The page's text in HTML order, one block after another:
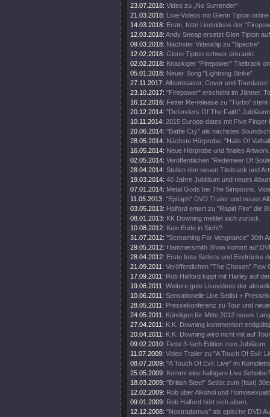
23.07.2018: Video zu „No Surrender“
21.03.2018: Live-Videos mit Glenn Tipton online
14.03.2018: Erste, fette Livevideos der
12.03.2018: Andy Sneap ersetzt Glen Tipton
09.03.2018: Nächster Videoclip zu "Spectre"
12.02.2018: Glenn Tipton schwer erkrankt.
02.02.2018: Knackiger "Firepower" Titeltrack
05.01.2018: Neuer Song "Lightning Strike"
27.11.2017: Albumteaser, Cover und Tourdates!
23.10.2017: "Firepower" erscheint im Jänner.
16.12.2016: Fetter Re-release zu "Turbo" steht
20.12.2014: "Defenders Of The Faith"
10.11.2014: 2015 Europa-dates mit Five Finger
20.06.2014: "Battle Cry" als nächstes
28.05.2014: Nächste Hörprobe: "Halls Of
16.05.2014: Neue Hörprobe und finales Artwork.
02.05.2014: Veröffentlichen "Redemeer Of
28.04.2014: Stellen den neuen Titeltrack und
19.03.2014: 40 Jahre Jubiläum und neues
07.01.2014: Metal Gods bei The Simpsons.
11.05.2013: "Epitaph" DVD Trailer und neues
03.05.2013: Halford entert zu "Rapid Fire" die
08.01.2013: KK Downing meldet sich zurück.
10.08.2012: Kein Ende in Sicht?
31.07.2012: "Screaming For Vengeance" 30th
29.05.2012: Hammersmith Show kommt auf
28.04.2012: Erste fette Setlists und Eindrücke
21.09.2011: Veröffentlichen "The Chosen" Few
17.09.2011: Rob Halford kippt mit Harley auf
19.06.2011: Weitere gute Livevideos der
10.06.2011: Sensationelle Live Setlist +
28.05.2011: Pressekonferenz zu Tour und
24.05.2011: Kündigen für Mitte 2012 neues
27.04.2011: K.K. Downing kommentiert
20.04.2011: K.K. Downing wird nicht mit auf
09.02.2010: Fette 3-fach Edition zum Jubiläum.
11.07.2009: Video Trailer zu "A Touch Of Evil:
08.07.2009: "A Touch Of Evil: Live" im
25.05.2009: Kommt eine halbgare Live Scheibe?
18.03.2009: "British Steel" Setlist zum (fast)
12.02.2009: Rob über Alkohol und
09.01.2009: Rob Halford hört sich altern.
12.12.2008: "Nostradamus" als epische DVD